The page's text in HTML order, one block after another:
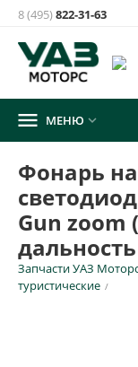
8 (495)822-31-63
 МЕНЮ 
Фонарь
Gun zoom
Запчасти УАЗ
туристические /
Уведомить о
товара:
Фонарь налобный
(яркость 1000
E-mail для
Номер телефона